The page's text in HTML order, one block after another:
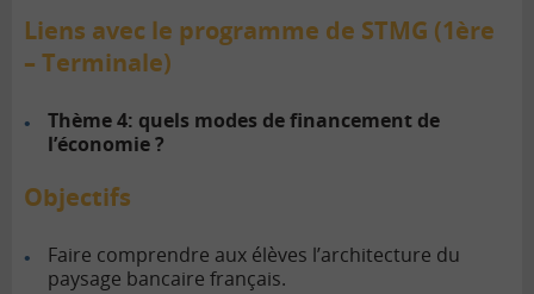
Liens avec le programme de STMG (1ère
– Terminale)
Thème 4: quels modes de financement de
l’économie ?
Objectifs
Faire comprendre aux élèves l’architecture du
paysage bancaire français.